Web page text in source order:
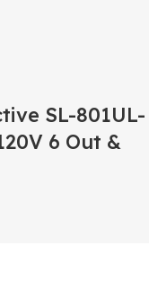
SL-801UL-
6 Out &